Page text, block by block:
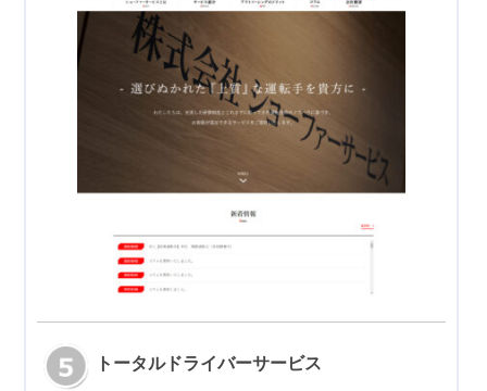
トータルドライバーサービス